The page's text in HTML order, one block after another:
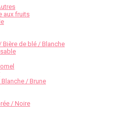
aux fruits
Bière de blé / Blanche
/ Brune
/ Noire